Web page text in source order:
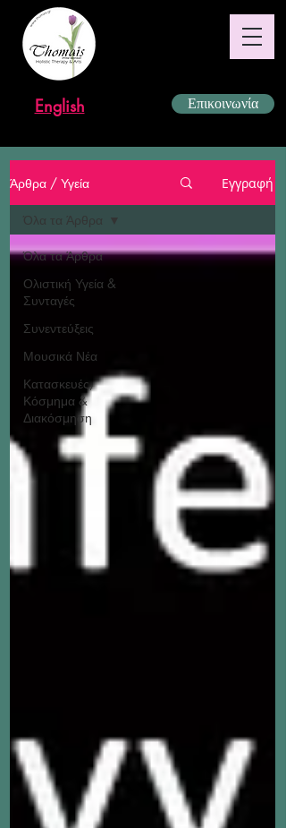
English Επικοινωνία
Άρθρα / Υγεία Εγγραφή
Όλα τα Άρθρα
Ολιστική Υγεία &
Συνταγές
Συνεντεύξεις
Μουσικά Νέα
Κατασκευές,
Κόσμημα &
Διακόσμηση
Όλα τα Άρθρα